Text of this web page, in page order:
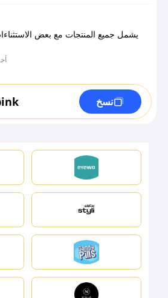
يشمل جميع المنتجات مع بعض
نسخ